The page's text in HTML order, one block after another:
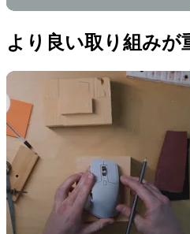
より良い取り組みが